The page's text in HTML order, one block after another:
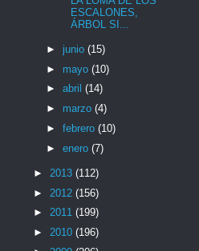
ESCALONES,
ÁRBOL SI...
► junio (15)
► mayo (10)
► abril (14)
► marzo (4)
► febrero (10)
► enero (7)
► 2013 (112)
► 2012 (156)
► 2011 (199)
► 2010 (196)